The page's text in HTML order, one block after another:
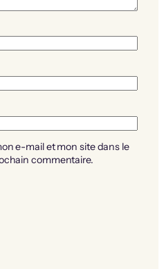
e-mail et mon site dans le
commentaire.